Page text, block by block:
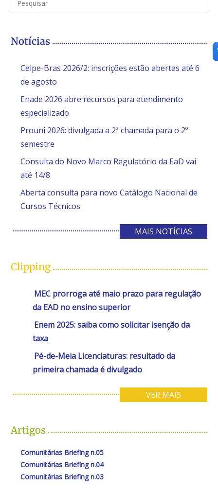
Notícias
Celpe-Bras 2026/2: inscrições estão abertas até 6
de agosto
Enade 2026 abre recursos para atendimento
especializado
Prouni 2026: divulgada a 2ª chamada para o 2º
semestre
Consulta do Novo Marco Regulatório da EaD vai
até 14/8
Aberta consulta para novo Catálogo Nacional de
Cursos Técnicos
MAIS NOTÍCIAS
Clipping
MEC prorroga até maio prazo para regulação
da EAD no ensino superior
Enem 2025: saiba como solicitar isenção da
taxa
Pé-de-Meia Licenciaturas: resultado da
primeira chamada é divulgado
VER MAIS
Artigos
Comunitárias Briefing n.05
Comunitárias Briefing n.04
Comunitárias Briefing n.03